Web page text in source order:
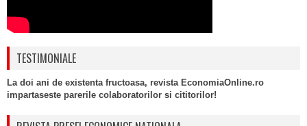
TESTIMONIALE
La doi ani de existenta fructoasa, revista EconomiaOnline.ro
impartaseste parerile colaboratorilor si cititorilor!